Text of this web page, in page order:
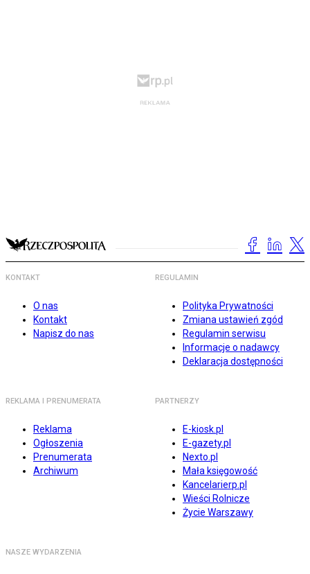
KONTAKT
O nas
Kontakt
Napisz do nas
REGULAMIN
Polityka Prywatności
Zmiana ustawień zgód
Regulamin serwisu
Informacje o nadawcy
Deklaracja dostępności
REKLAMA I PRENUMERATA
Reklama
Ogłoszenia
Prenumerata
Archiwum
PARTNERZY
E-kiosk.pl
E-gazety.pl
Nexto.pl
Mała księgowość
Kancelarierp.pl
Wieści Rolnicze
Życie Warszawy
NASZE WYDARZENIA